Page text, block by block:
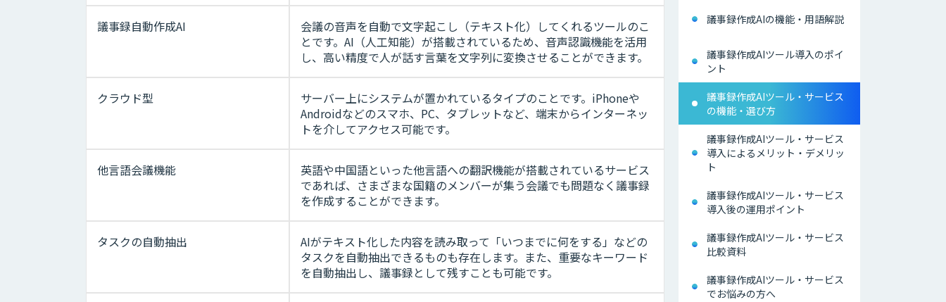
議事録自動作成AI
会議の音声を自動で文字起こし（テキスト化）してくれるツールのこ
とです。AI（人工知能）が搭載されているため、音声認識機能を活用
し、高い精度で人が話す言葉を文字列に変換させることができます。
クラウド型
サーバー上にシステムが置かれているタイプのことです。iPhoneや
Androidなどのスマホ、PC、タブレットなど、端末からインターネッ
トを介してアクセス可能です。
他言語会議機能
英語や中国語といった他言語への翻訳機能が搭載されているサービス
であれば、さまざまな国籍のメンバーが集う会議でも問題なく議事録
を作成することができます。
タスクの自動抽出
AIがテキスト化した内容を読み取って「いつまでに何をする」などの
タスクを自動抽出できるものも存在します。また、重要なキーワード
を自動抽出し、議事録として残すことも可能です。
議事録作成AIの機能・用語解説
議事録作成AIツール導入のポイ
ント
議事録作成AIツール・サービス
の機能・選び方
議事録作成AIツール・サービス
導入によるメリット・デメリッ
ト
議事録作成AIツール・サービス
導入後の運用ポイント
議事録作成AIツール・サービス
比較資料
議事録作成AIツール・サービス
でお悩みの方へ